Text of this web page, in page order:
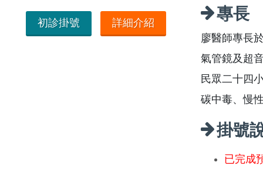
初診掛號 詳細介紹 專長
廖醫師專長
氣管鏡及超
民眾二十四
碳中毒、慢
掛號
已完成